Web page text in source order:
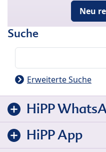
Neu
Suche
Erweiterte Suche
HiPP
HiPP App